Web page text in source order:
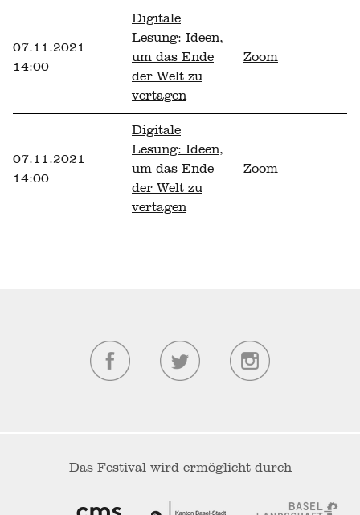
07.11.2021
14:00
Digitale
Lesung: Ideen,
um das Ende
der Welt zu
vertagen
Zoom
07.11.2021
14:00
Digitale
Lesung: Ideen,
um das Ende
der Welt zu
vertagen
Zoom
Das Festival wird ermöglicht durch